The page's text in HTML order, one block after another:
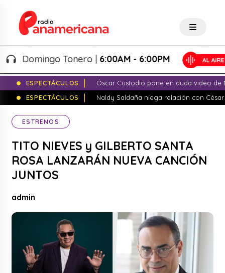
Domingo Tonero |6:00AM - 6:00PM
ESPECTÁCULOS
Óscar Custodio pone en duda video de
ESPECTÁCULOS
Naldy Saldaña niega relación con
ESTRENOS
TITO NIEVES y GILBERTO SANTA
ROSA LANZARÁN NUEVA CANCIÓN
JUNTOS
admin